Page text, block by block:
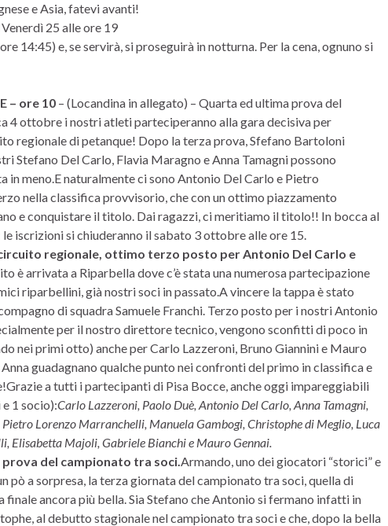
e Asia, fatevi avanti!
25 alle ore 19
14:45) e, se servirà, si proseguirà in notturna. Per la cena, ognuno si
– ore 10 – (Locandina in allegato) – Quarta ed ultima prova del
4 ottobre i nostri atleti parteciperanno alla gara decisiva per
regionale di petanque! Dopo la terza prova, Sfefano Bartoloni
Stefano Del Carlo, Flavia Maragno e Anna Tamagni possono
in meno.E naturalmente ci sono Antonio Del Carlo e Pietro
nella classifica provvisorio, che con un ottimo piazzamento
e conquistare il titolo. Dai ragazzi, ci meritiamo il titolo!! In bocca al
iscrizioni si chiuderanno il sabato 3 ottobre alle ore 15.
regionale, ottimo terzo posto per Antonio Del Carlo e
è arrivata a Riparbella dove c’è stata una numerosa partecipazione
riparbellini, già nostri soci in passato.A vincere la tappa è stato
di squadra Samuele Franchi. Terzo posto per i nostri Antonio
per il nostro direttore tecnico, vengono sconfitti di poco in
nei primi otto) anche per Carlo Lazzeroni, Bruno Giannini e Mauro
guadagnano qualche punto nei confronti del primo in classifica e
a tutti i partecipanti di Pisa Bocce, anche oggi impareggiabili
1 socio):Carlo Lazzeroni, Paolo Duè, Antonio Del Carlo, Anna Tamagni,
Lorenzo Marranchelli, Manuela Gambogi, Christophe di Meglio, Luca
Elisabetta Majoli, Gabriele Bianchi e Mauro Gennai.
del campionato tra soci.Armando, uno dei giocatori “storici” e
pò a sorpresa, la terza giornata del campionato tra soci, quella di
ancora più bella. Sia Stefano che Antonio si fermano infatti in
al debutto stagionale nel campionato tra soci e che, dopo la bella